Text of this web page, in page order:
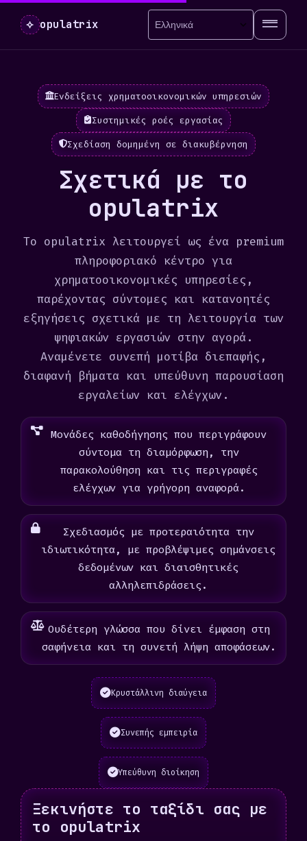
⟡ opulatrix
Ενδείξεις χρηματοοικονομικών υπηρεσιών
Συστημικές ροές εργασίας
Σχεδίαση δομημένη σε διακυβέρνηση
Σχετικά με το
opulatrix
Το opulatrix λειτουργεί ως ένα premium
πληροφοριακό κέντρο για
χρηματοοικονομικές υπηρεσίες,
παρέχοντας σύντομες και κατανοητές
εξηγήσεις σχετικά με τη λειτουργία των
ψηφιακών εργασιών στην αγορά.
Αναμένετε συνεπή μοτίβα διεπαφής,
διαφανή βήματα και υπεύθυνη παρουσίαση
εργαλείων και ελέγχων.
Μονάδες καθοδήγησης που περιγράφουν
σύντομα τη διαμόρφωση, την
παρακολούθηση και τις περιγραφές
ελέγχων για γρήγορη αναφορά.
Σχεδιασμός με προτεραιότητα την
ιδιωτικότητα, με προβλέψιμες σημάνσεις
δεδομένων και διαισθητικές
αλληλεπιδράσεις.
Ουδέτερη γλώσσα που δίνει έμφαση στη
σαφήνεια και τη συνετή λήψη αποφάσεων.
Κρυστάλλινη διαύγεια
Συνεπής εμπειρία
Υπεύθυνη διοίκηση
Ξεκινήστε το ταξίδι σας με
το opulatrix